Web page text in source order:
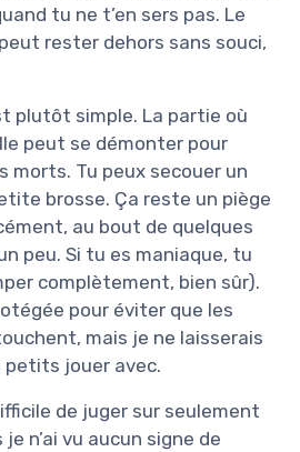
tu ne t’en sers pas. Le
rester dehors sans souci,
plutôt simple. La partie où
peut se démonter pour
morts. Tu peux secouer un
brosse. Ça reste un piège
au bout de quelques
peu. Si tu es maniaque, tu
complètement, bien sûr).
pour éviter que les
mais je ne laisserais
petits jouer avec.
de juger sur seulement
n’ai vu aucun signe de